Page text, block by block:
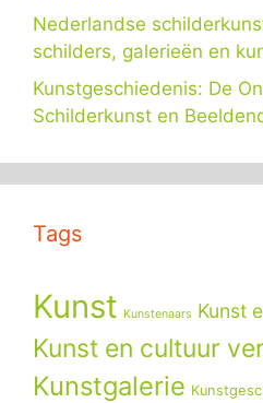
Nederlandse
schilders, galerieën en
Kunstgeschiedenis: De
Schilderkunst en
Tags
Kunst Kunstenaars Kunst
Kunst en cultuur
Kunstgalerie